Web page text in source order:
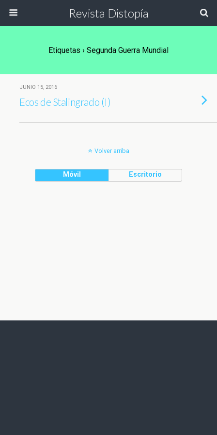
Revista Distopía
Etiquetas › Segunda Guerra Mundial
JUNIO 15, 2016
Ecos de Stalingrado (I)
Volver arriba
Móvil Escritorio